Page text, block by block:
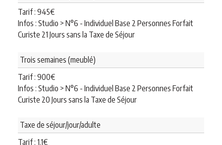
Tarif : 945€
Infos : Studio > N°6 - Individuel Base 2 Personnes Forfait
Curiste 21 Jours sans la Taxe de Séjour
Trois semaines (meublé)
Tarif : 900€
Infos : Studio > N°6 - Individuel Base 2 Personnes Forfait
Curiste 20 Jours sans la Taxe de Séjour
Taxe de séjour/jour/adulte
Tarif : 1.1€